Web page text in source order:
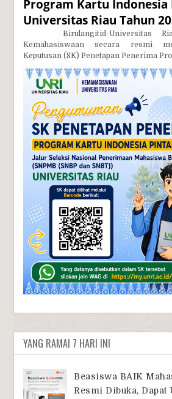
Program Kartu
Universitas Riau Tahun
Birulangitid-Universitas
Kemahasiswaan secara resmi
Keputusan (SK) Penetapan Penerima
YANG RAMAI 7 HARI INI
Beasiswa BAIK
Resmi Dibuka, Dapat